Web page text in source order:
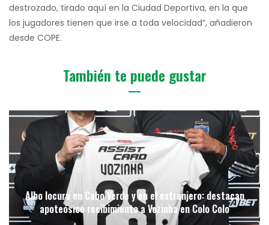
destrozado, tirado aquí en la Ciudad Deportiva, en la que
los jugadores tienen que irse a toda velocidad”, añadieron
desde COPE.
También te puede gustar
Albo locura en Cabo Verde y en el extranjero: destacan
apoteósico recibimiento a Vozinha en Colo Colo